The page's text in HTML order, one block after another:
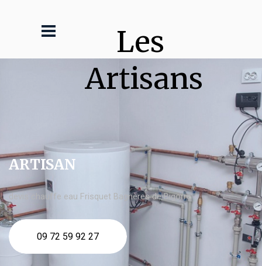
Les
Artisans
ARTISAN
devis chauffe eau Frisquet Bagnères de Bigorre
09 72 59 92 27